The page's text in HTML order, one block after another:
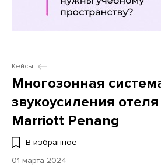
Кейсы
Многозонная
звукоусиления
Marriott Penang
В избранное
01 марта 2024